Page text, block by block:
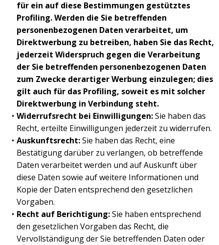
für ein auf diese Bestimmungen gestütztes
Profiling. Werden die Sie betreffenden
personenbezogenen Daten verarbeitet, um
Direktwerbung zu betreiben, haben Sie das Recht,
jederzeit Widerspruch gegen die Verarbeitung
der Sie betreffenden personenbezogenen Daten
zum Zwecke derartiger Werbung einzulegen; dies
gilt auch für das Profiling, soweit es mit solcher
Direktwerbung in Verbindung steht.
Widerrufsrecht bei Einwilligungen:Sie haben das
Recht, erteilte Einwilligungen jederzeit zu widerrufen.
Auskunftsrecht:Sie haben das Recht, eine
Bestätigung darüber zu verlangen, ob betreffende
Daten verarbeitet werden und auf Auskunft über
diese Daten sowie auf weitere Informationen und
Kopie der Daten entsprechend den gesetzlichen
Vorgaben.
Recht auf Berichtigung:Sie haben entsprechend
den gesetzlichen Vorgaben das Recht, die
Vervollständigung der Sie betreffenden Daten oder